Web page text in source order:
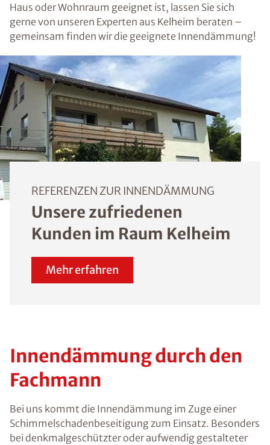
Haus oder Wohnraum geeignet ist, lassen Sie sich
gerne von unseren Experten aus Kelheim beraten –
gemeinsam finden wir die geeignete Innendämmung!
REFERENZEN ZUR INNENDÄMMUNG
Unsere zufriedenen
Kunden im Raum Kelheim
Mehr erfahren
Innendämmung durch den
Fachmann
Bei uns kommt die Innendämmung im Zuge einer
Schimmelschadenbeseitigung zum Einsatz. Besonders
bei denkmalgeschützter oder aufwendig gestalteter